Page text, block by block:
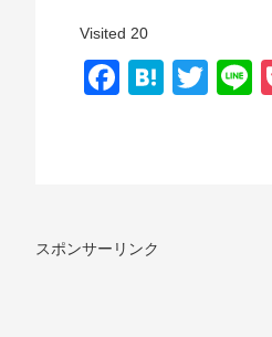
Visited 20
スポンサーリンク